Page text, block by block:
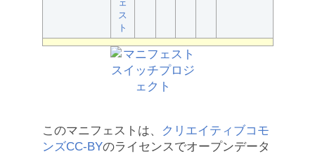
ェ
ス
ト
このマニフェストは、
クリエイティブコモ
ンズCC-BYのライセンスでオープンデータ